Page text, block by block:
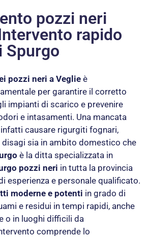
pozzi neri
rapido
Spurgo
pozzi neri a Veglie è
per garantire il corretto
impianti di scarico e prevenire
e intasamenti. Una mancata
causare rigurgiti fognari,
disagi sia in ambito domestico che
è la ditta specializzata in
pozzi neri in tutta la provincia
esperienza e personale qualificato.
moderne e potenti in grado di
e residui in tempi rapidi, anche
o in luoghi difficili da
comprende lo